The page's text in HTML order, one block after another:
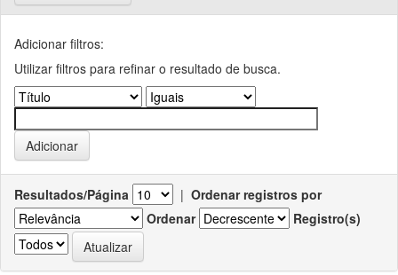
Adicionar filtros:
Utilizar filtros para refinar o resultado de busca.
Resultados/Página | Ordenar registros por
Ordenar
Registro(s)